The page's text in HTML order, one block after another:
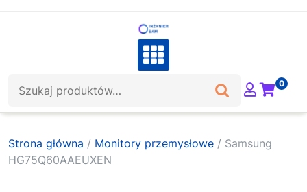
0
Strona główna / Monitory przemysłowe / Samsung
HG75Q60AAEUXEN